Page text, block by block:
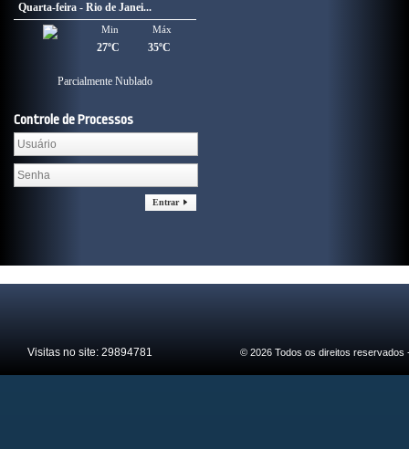
Quarta-feira - Rio de Janei...
Máx
35ºC
Min
27ºC
Parcialmente Nublado
Controle de Processos
Entrar
Visitas no site: 29894781 © 2026 Todos os direitos reservados